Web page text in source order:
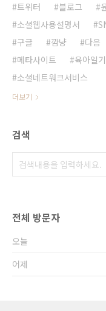
트위터
블로그
소셜웹사용설명서
구글
깜냥 다음
메타사이트
육아일기
소셜네트워크서비스
더보기
검색
전체 방문자
오늘
어제